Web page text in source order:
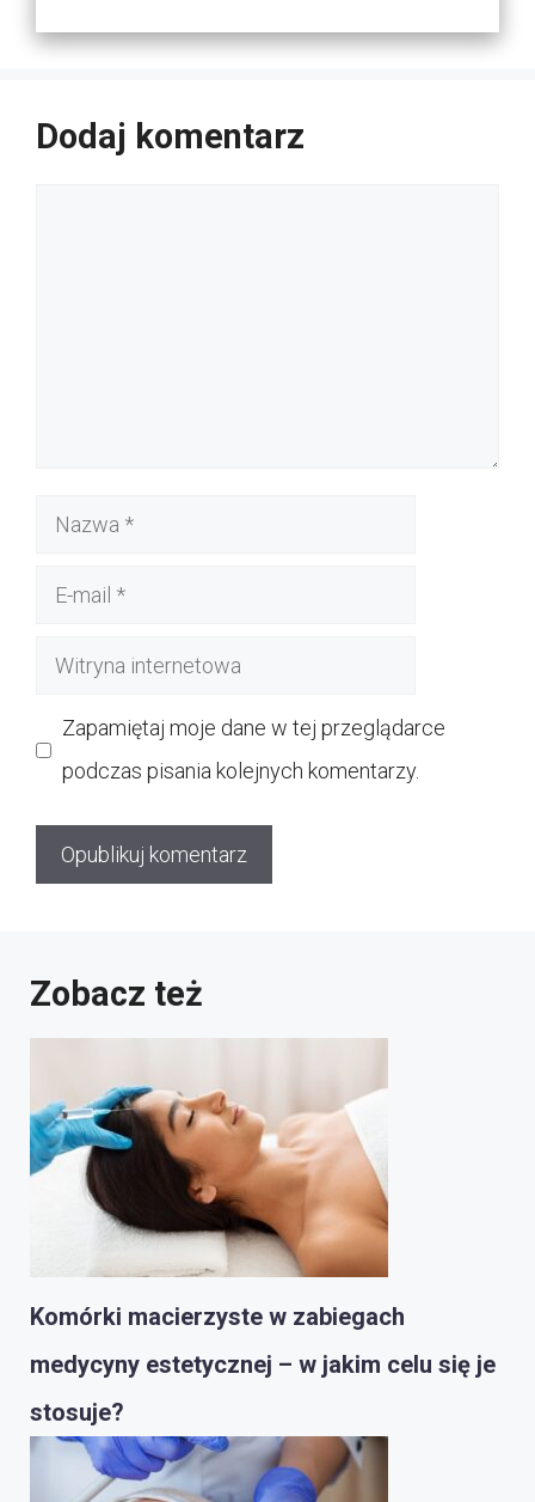
Dodaj komentarz
Nazwa
Witryna
Zapamiętaj moje dane w tej przeglądarce
podczas pisania kolejnych komentarzy.
Zobacz też
Komórki macierzyste w zabiegach
medycyny estetycznej – w jakim celu się je
stosuje?